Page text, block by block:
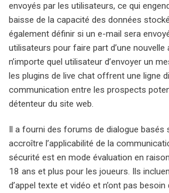
envoyés par les utilisateurs, ce qui
baisse de la capacité des données
également définir si un e-mail sera
utilisateurs pour faire part d’une
n’importe quel utilisateur d’envoyer un
les plugins de live chat offrent une ligne
communication entre les prospects
détenteur du site web.
Il a fourni des forums de dialogue basés
accroître l’applicabilité de la
sécurité est en mode évaluation en
18 ans et plus pour les joueurs. Ils
d’appel texte et vidéo et n’ont pas besoin